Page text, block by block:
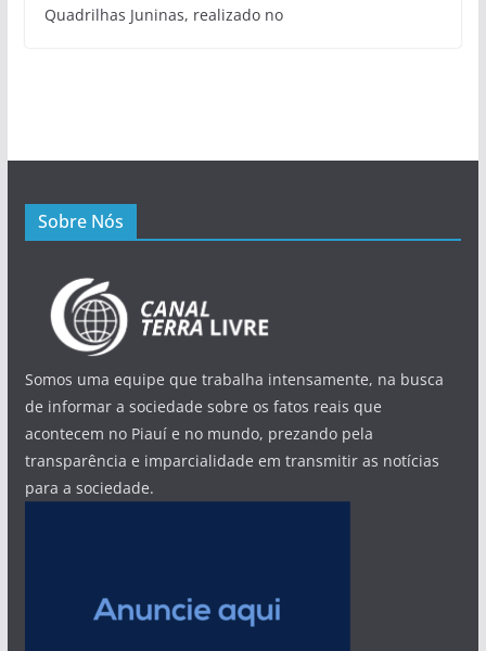
Quadrilhas Juninas, realizado no
Sobre Nós
Somos uma equipe que trabalha intensamente, na busca
de informar a sociedade sobre os fatos reais que
acontecem no Piauí e no mundo, prezando pela
transparência e imparcialidade em transmitir as notícias
para a sociedade.